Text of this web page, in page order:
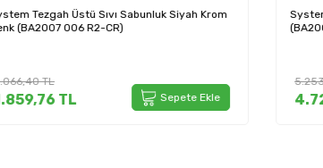
System Tezgah Üstü Sıvı Sabunluk Rose Renk
(BA2004 006 RS)
5.253,60TL
4.728,24TL Sepete Ekle